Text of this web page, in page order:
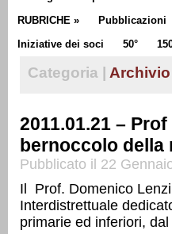
RUBRICHE » Pubblicazioni
Iniziative dei soci
50°
Categoria |
2011.01.21 –
bernoccolo della
Pubblicato il 22
Il Prof. Domenico
Interdistrettuale
primarie ed inferiori,